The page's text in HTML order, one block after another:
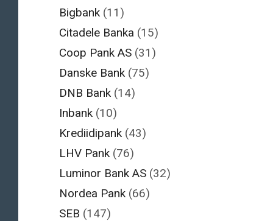
Bigbank (11)
Citadele Banka (15)
Coop Pank AS (31)
Danske Bank (75)
DNB Bank (14)
Inbank (10)
Krediidipank (43)
LHV Pank (76)
Luminor Bank AS (32)
Nordea Pank (66)
SEB (147)